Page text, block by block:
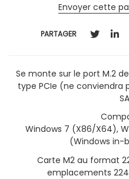
Envoyer cette
PARTAGER
Se monte sur le port M.2
type PCIe (ne conviendra
Windows 7 (X86/X64),
(Windows in-
Carte M2 au format
emplacements